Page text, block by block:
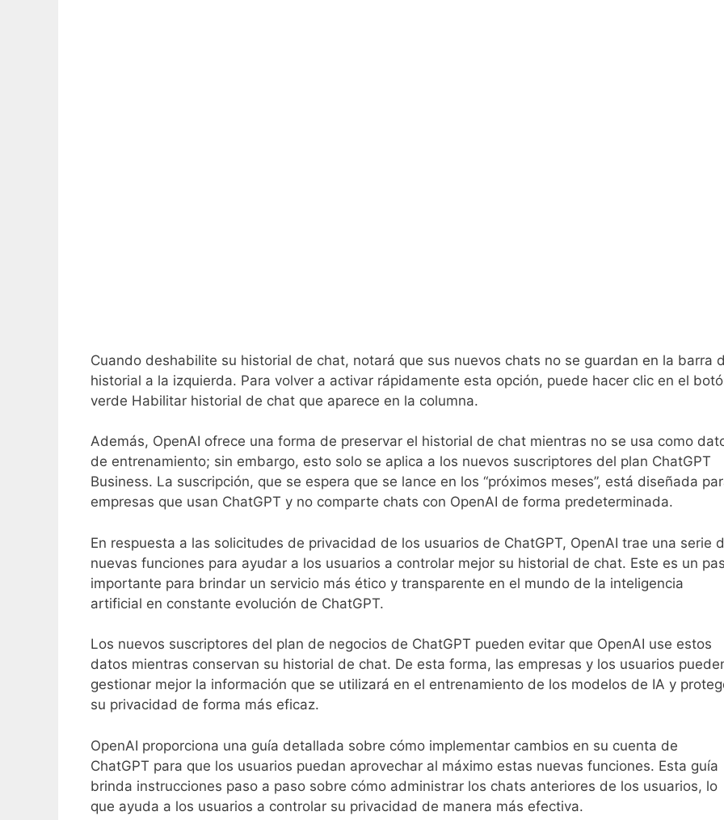
Cuando deshabilite su historial de chat, notará que sus nuevos chats no se guardan en la barra
historial a la izquierda. Para volver a activar rápidamente esta opción, puede hacer clic en el
verde Habilitar historial de chat que aparece en la columna.
Además, OpenAI ofrece una forma de preservar el historial de chat mientras no se usa como
de entrenamiento; sin embargo, esto solo se aplica a los nuevos suscriptores del plan ChatGPT
Business. La suscripción, que se espera que se lance en los “próximos meses”, está diseñada
empresas que usan ChatGPT y no comparte chats con OpenAI de forma predeterminada.
En respuesta a las solicitudes de privacidad de los usuarios de ChatGPT, OpenAI trae una serie
nuevas funciones para ayudar a los usuarios a controlar mejor su historial de chat. Este es un
importante para brindar un servicio más ético y transparente en el mundo de la inteligencia
artificial en constante evolución de ChatGPT.
Los nuevos suscriptores del plan de negocios de ChatGPT pueden evitar que OpenAI use estos
datos mientras conservan su historial de chat. De esta forma, las empresas y los usuarios
gestionar mejor la información que se utilizará en el entrenamiento de los modelos de IA y
su privacidad de forma más eficaz.
OpenAI proporciona una guía detallada sobre cómo implementar cambios en su cuenta de
ChatGPT para que los usuarios puedan aprovechar al máximo estas nuevas funciones. Esta guía
brinda instrucciones paso a paso sobre cómo administrar los chats anteriores de los usuarios, lo
que ayuda a los usuarios a controlar su privacidad de manera más efectiva.